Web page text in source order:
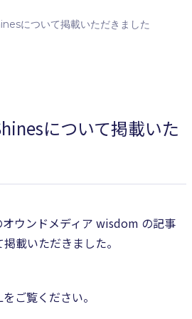
について掲載いただきました
について掲載いた
ウンドメディア wisdom の記事
載いただきました。
ご覧ください。